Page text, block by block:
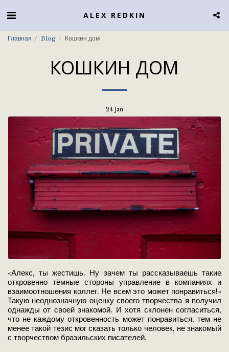
ALEX REDKIN
Главная Blog Кошкин дом
КОШКИН ДОМ
24 Jan
«Алекс, ты жестишь. Ну зачем ты рассказываешь такие
откровенно тёмные стороны управление в компаниях и
взаимоотношения коллег. Не всем это может понравиться!»
Такую неоднозначную оценку своего творчества я получил
однажды от своей знакомой. И хотя склонен согласиться,
что не каждому откровенность может понравиться, тем не
менее такой тезис мог сказать только человек, не знакомый
с творчеством бразильских писателей.